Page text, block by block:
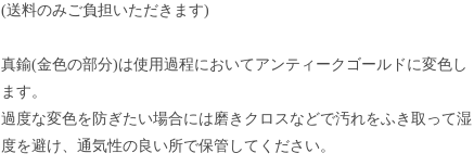
(送料のみご負担いただきます)
真鍮(金色の部分)は使用過程においてアンティークゴールドに変色し
ます。
過度な変色を防ぎたい場合には磨きクロスなどで汚れをふき取って湿
度を避け、通気性の良い所で保管してください。